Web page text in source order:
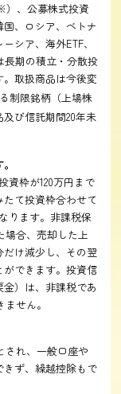
）、公募株式投資
、ロシア、ベトナ
シア、海外ETF、
期の積立・分散投
取扱商品は今後変
制限銘柄（上場株
び信託期間20年未
資枠が120万円まで
て投資枠合わせて
ります。非課税保
場合、売却した上
け減少し、その翌
できます。投資信
）は、非課税であ
せん。
され、一般口座や
ず、繰越控除もで